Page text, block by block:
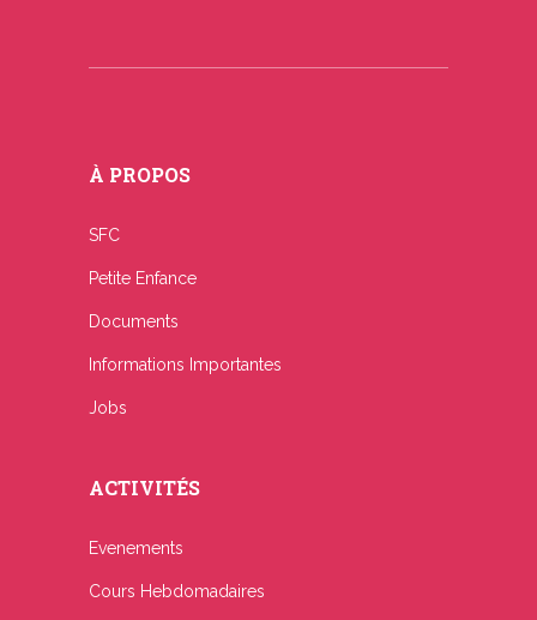
À PROPOS
SFC
Petite Enfance
Documents
Informations Importantes
Jobs
ACTIVITÉS
Evenements
Cours Hebdomadaires